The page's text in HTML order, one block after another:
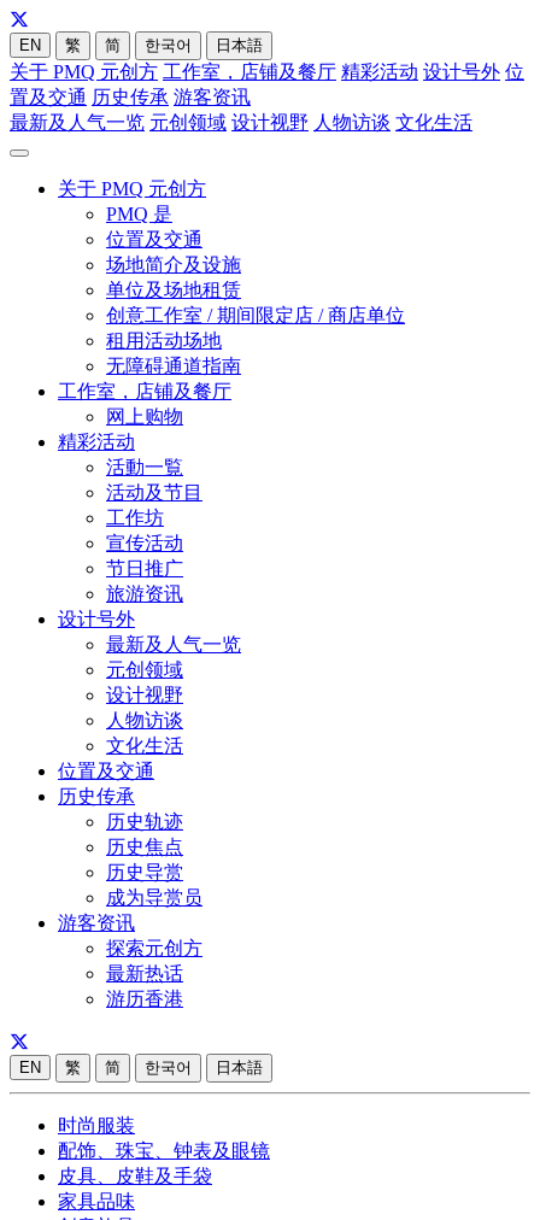
EN 繁 简 한국어 日本語
关于 PMQ 元创方 工作室，店铺及餐厅 精彩活动 设计号外 位
置及交通 历史传承 游客资讯
最新及人气一览 元创领域 设计视野 人物访谈 文化生活
关于 PMQ 元创方
PMQ 是
位置及交通
场地简介及设施
单位及场地租赁
创意工作室 / 期间限定店 / 商店单位
租用活动场地
无障碍通道指南
工作室，店铺及餐厅
网上购物
精彩活动
活動一覧
活动及节目
工作坊
宣传活动
节日推广
旅游资讯
设计号外
最新及人气一览
元创领域
设计视野
人物访谈
文化生活
位置及交通
历史传承
历史轨迹
历史焦点
历史导赏
成为导赏员
游客资讯
探索元创方
最新热话
游历香港
EN 繁 简 한국어 日本語
时尚服装
配饰、珠宝、钟表及眼镜
皮具、皮鞋及手袋
家具品味